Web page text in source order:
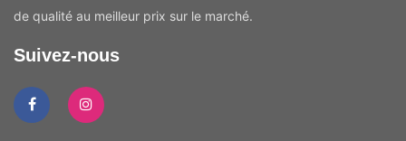
de qualité au meilleur prix sur le marché.
Suivez-nous